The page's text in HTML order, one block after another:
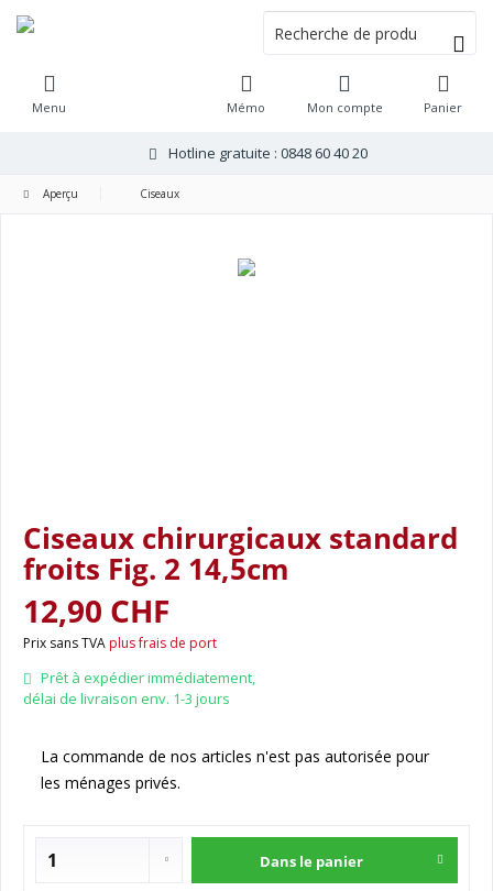
Hotline gratuite : 0848 60 40 20
Panier
Mémo Mon compte
Menu
Aperçu Ciseaux
Ciseaux chirurgicaux standard
froits Fig. 2 14,5cm
12,90 CHF
Prix sans TVAplus frais de port
Prêt à expédier immédiatement,
délai de livraison env. 1-3 jours
La commande de nos articles n'est pas autorisée pour
les ménages privés.
Dans le panier